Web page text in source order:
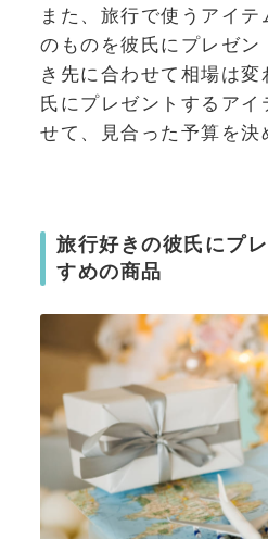
また、旅行で使うアイ
のものを彼氏にプレゼ
き先に合わせて相場は変
氏にプレゼントするアイ
せて、見合った予算を決
旅行好きの彼氏にプ
すめの商品